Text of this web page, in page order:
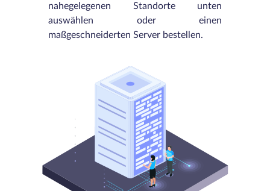
nahegelegenen Standorte unten
auswählen oder einen
maßgeschneiderten Server bestellen.